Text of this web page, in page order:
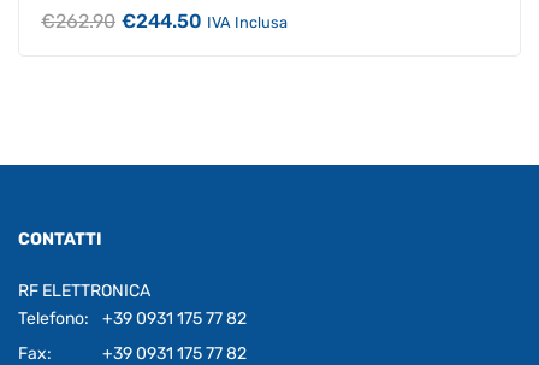
€262.90 Il
€244.50 IlIVA Inclusa
CONTATTI
RF ELETTRONICA
Telefono:
+39 0931 175 77 82
Fax:
+39 0931 175 77 82